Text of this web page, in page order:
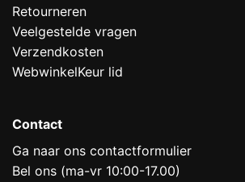
Retourneren
Veelgestelde vragen
Verzendkosten
WebwinkelKeur lid
Contact
Ga naar ons contactformulier
Bel ons (ma-vr 10:00-17.00)